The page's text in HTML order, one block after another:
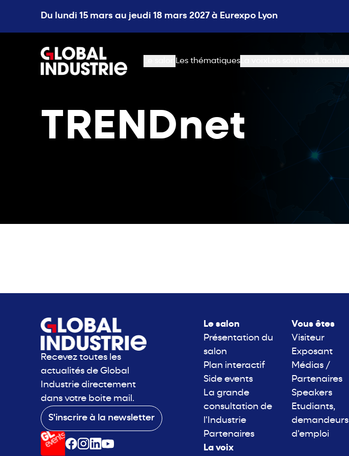
Du lundi 15 mars au jeudi 18 mars 2027 à Eurexpo Lyon
page.home
Les thématiques
TRENDnet
Recevez toutes les
actualités de Global
Industrie directement
dans votre boite mail.
S'inscrire à la newsletter
Le salon
Présentation du
salon
Plan interactif
Side events
La grande
consultation de
l'Industrie
Partenaires
La voix
Vous êtes
Visiteur
Exposant
Médias /
Partenaires
Speakers
Etudiants,
demandeurs
d'emploi